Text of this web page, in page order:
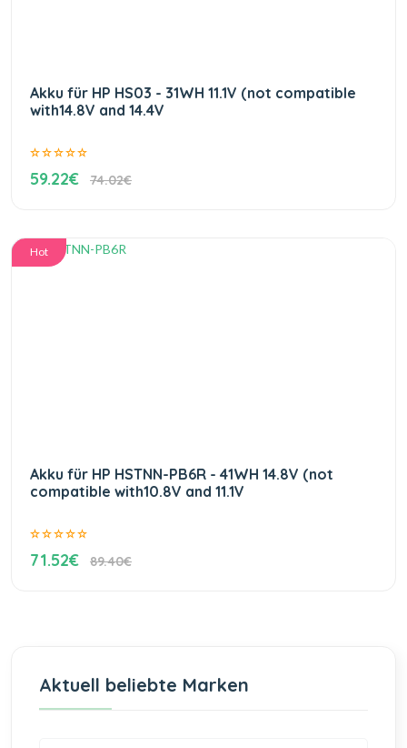
Akku für HP HS03 - 31WH 11.1V (not compatible
with14.8V and 14.4V
59.22€ 74.02€
Hot
Akku für HP HSTNN-PB6R - 41WH 14.8V (not
compatible with10.8V and 11.1V
71.52€ 89.40€
Aktuell beliebte Marken